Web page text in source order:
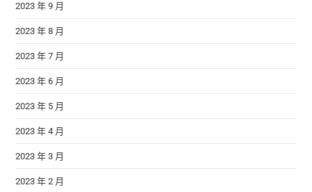
2023 年 9 月
2023 年 8 月
2023 年 7 月
2023 年 6 月
2023 年 5 月
2023 年 4 月
2023 年 3 月
2023 年 2 月